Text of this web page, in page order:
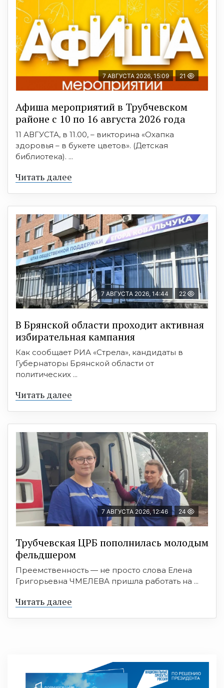
7 АВГУСТА 2026, 15:09 21
Афиша мероприятий в Трубчевском
районе с 10 по 16 августа 2026 года
11 АВГУСТА, в 11.00, – викторина «Охапка
здоровья – в букете цветов». (Детская
библиотека). ...
Читать далее
7 АВГУСТА 2026, 14:44 22
В Брянской области проходит активная
избирательная кампания
Как сообщает РИА «Стрела», кандидаты в
Губернаторы Брянской области от
политических ...
Читать далее
7 АВГУСТА 2026, 12:46 24
Трубчевская ЦРБ пополнилась молодым
фельдшером
Преемственность — не просто слова Елена
Григорьевна ЧМЕЛЕВА пришла работать на ...
Читать далее